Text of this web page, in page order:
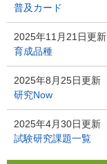
普及カード
2025年11月21日更新
育成品種
2025年8月25日更新
研究Now
2025年4月30日更新
試験研究課題一覧